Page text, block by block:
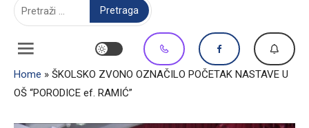
Home » ŠKOLSKO ZVONO OZNAČILO POČETAK NASTAVE U
OŠ “PORODICE ef. RAMIĆ”